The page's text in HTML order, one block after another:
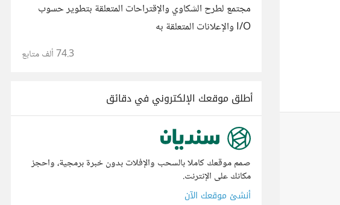
مجتمع لطرح الشكاوي والإقتراحات المتعلقة بتطوير حسوب
I/O والإعلانات المتعلقة به
74.3 ألف متابع
أطلق موقعك الإلكتروني في دقائق
صمم موقعك كاملا بالسحب والإفلات بدون خبرة برمجية، واحجز
مكانك على الإنترنت.
أنشئ موقعك الآن